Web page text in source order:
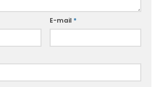
E-mail *